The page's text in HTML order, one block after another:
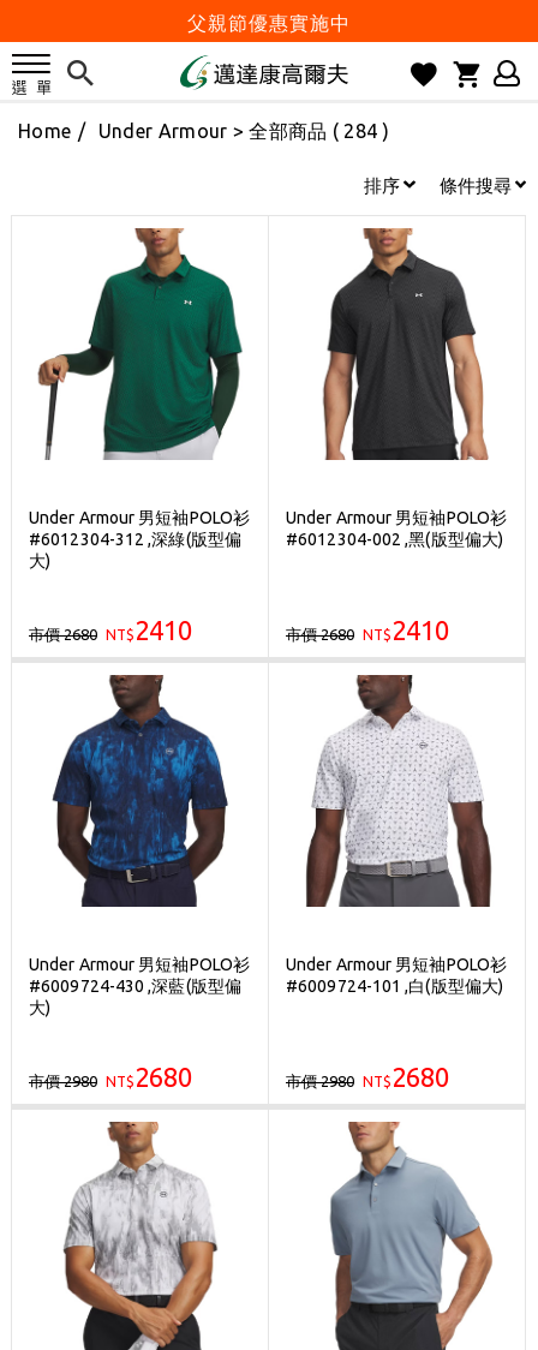
父親節優惠實施中
2026邁達康盃 開始受理報名
防詐騙! 勿信來路不明連結及優惠
歡迎體驗公益店Friends Screen模擬器
刷台新卡滿 $6000 分 3 期 0 利率
Golf Point 會員回饋積點
消費滿 $2000 享免運
Happy Father's Day
父親節優惠實施中
2026邁達康盃 開始受理報名
7月份 門市免費試打日程 已公佈!
歡迎體驗公益店Friends Screen模擬器
消費滿 $2000 享免運
Home / Under Armour > 全部商品 ( 284 )
排序 條件搜尋
Under Armour 男短袖POLO衫
#6012304-312 ,深綠(版型偏
大)
市價 2680 NT$ 2410
Under Armour 男短袖POLO衫
#6012304-002 ,黑(版型偏大)
市價 2680 NT$ 2410
Under Armour 男短袖POLO衫
#6009724-430 ,深藍(版型偏
大)
市價 2980 NT$ 2680
Under Armour 男短袖POLO衫
#6009724-101 ,白(版型偏大)
市價 2980 NT$ 2680